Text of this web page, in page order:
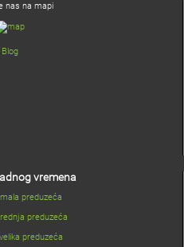
nas na mapi
Blog
vremena
preduzeća
preduzeća
preduzeća